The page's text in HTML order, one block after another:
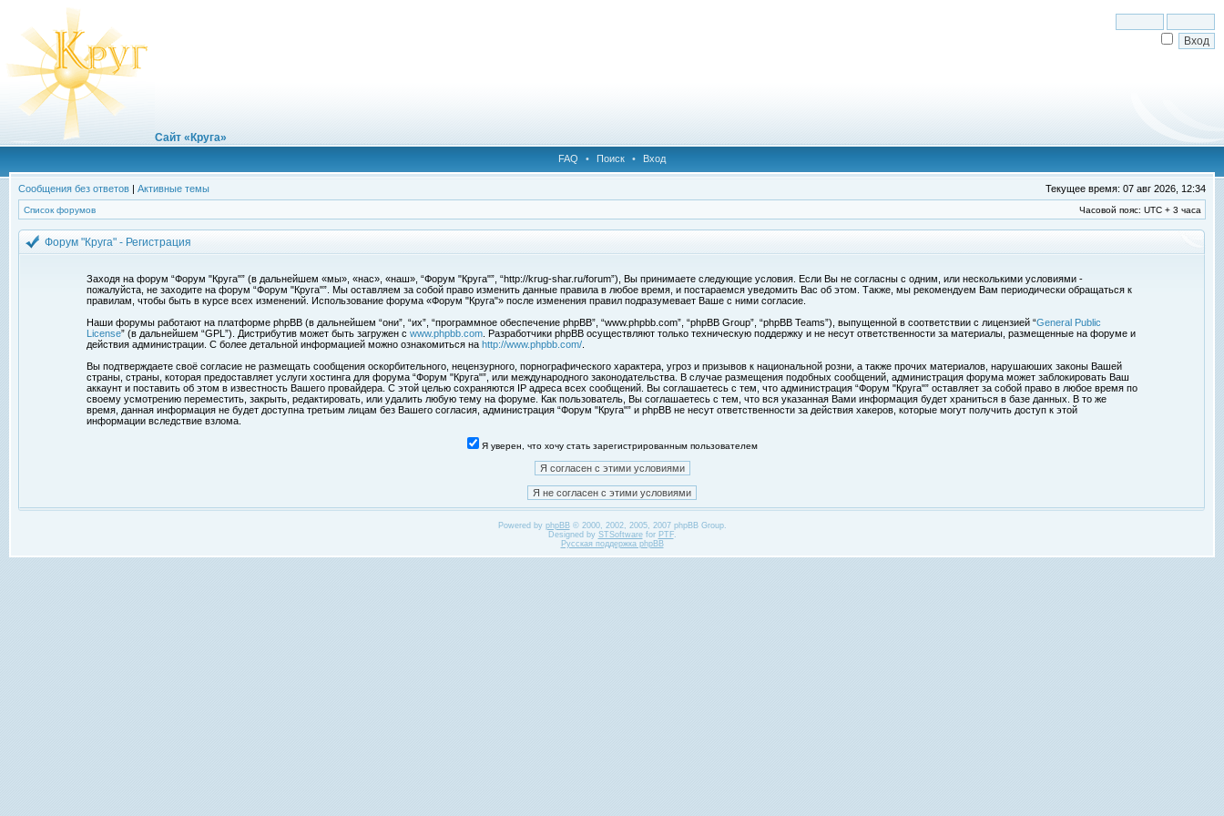
Сайт «Круга»
FAQ • Поиск • Вход
Сообщения без ответов | Активные темы Текущее время: 07 авг 2026, 12:34
Список форумов Часовой пояс: UTC + 3 часа
Форум "Круга" - Регистрация
Заходя на форум “Форум "Круга"” (в дальнейшем «мы», «нас», «наш», “Форум "Круга"”, “http://krug-shar.ru/forum”), Вы принимаете следующие условия. Если Вы не согласны с одним, или несколькими условиями -
пожалуйста, не заходите на форум “Форум "Круга"”. Мы оставляем за собой право изменить данные правила в любое время, и постараемся уведомить Вас об этом. Также, мы рекомендуем Вам периодически обращаться к
правилам, чтобы быть в курсе всех изменений. Использование форума «Форум "Круга"» после изменения правил подразумевает Ваше с ними согласие.
Наши форумы работают на платформе phpBB (в дальнейшем “они”, “их”, “программное обеспечение phpBB”, “www.phpbb.com”, “phpBB Group”, “phpBB Teams”), выпущенной в соответствии с лицензией “General Public
License” (в дальнейшем “GPL”). Дистрибутив может быть загружен с www.phpbb.com . Разработчики phpBB осуществляют только техническую поддержку и не несут ответственности за материалы, размещенные на форуме и
действия администрации. С более детальной информацией можно ознакомиться на http://www.phpbb.com/
Вы подтверждаете своё согласие не размещать сообщения оскорбительного, нецензурного, порнографического характера, угроз и призывов к национальной розни, а также прочих материалов, нарушаюших законы Вашей
страны, страны, которая предоставляет услуги хостинга для форума “Форум "Круга"”, или международного законодательства. В случае размещения подобных сообщений, администрация форума может заблокировать Ваш
аккаунт и поставить об этом в известность Вашего провайдера. С этой целью сохраняются IP адреса всех сообщений. Вы соглашаетесь с тем, что администрация “Форум "Круга"” оставляет за собой право в любое время по
своему усмотрению переместить, закрыть, редактировать, или удалить любую тему на форуме. Как пользователь, Вы соглашаетесь с тем, что вся указанная Вами информация будет храниться в базе данных. В то же
время, данная информация не будет доступна третьим лицам без Вашего согласия, администрация “Форум "Круга"” и phpBB не несут ответственности за действия хакеров, которые могут получить доступ к этой
информации вследствие взлома.
Я уверен, что хочу стать зарегистрированным пользователем
Powered by phpBB© 2000, 2002, 2005, 2007 phpBB Group.
Designed by STSoftwarefor PTF.
Русская поддержка phpBB